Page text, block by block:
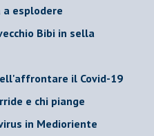
esplodere
Bibi in sella
il Covid-19
e chi piange
in Medioriente